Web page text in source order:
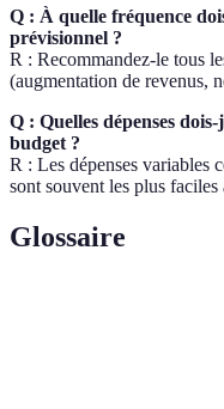
Q : À quelle fréquence
prévisionnel ?
R : Recommandez-le tous
(augmentation de revenus,
Q : Quelles dépenses
budget ?
R : Les dépenses variables
sont souvent les plus faciles
Glossaire